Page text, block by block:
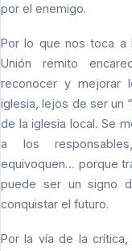
por el enemigo.
Por lo que nos toca a
Unión remito
reconocer y mejorar
iglesia, lejos de ser un
de la iglesia local. Se
a los
equivoquen… porque
puede ser un signo
conquistar el futuro.
Por la vía de la